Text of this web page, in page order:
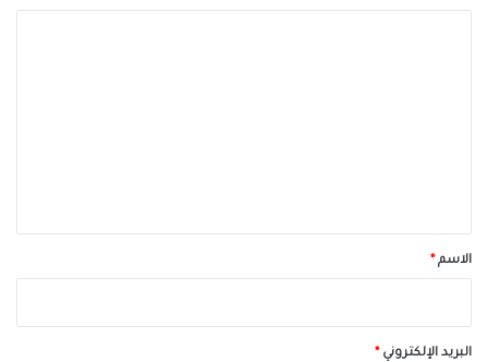
*الاسم*
البريد الإلكتروني*